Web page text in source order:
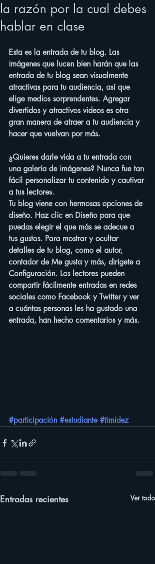
la razón por la cual debes
hablar en clase
Esta es la entrada de tu blog. Las
imágenes que lucen bien harán que las
entrada de tu blog sean visualmente
atractivas para tu audiencia, así que
elige medios sorprendentes. Agregar
divertidos y atractivos videos es otra
gran manera de atraer a tu audiencia y
hacer que vuelvan por más.
¿Quieres darle vida a tu entrada con
una galería de imágenes? Nunca fue tan
fácil personalizar tu contenido y cautivar
a tus lectores.
Tu blog viene con hermosas opciones de
diseño. Haz clic en Diseño para que
puedas elegir el que más se adecue a
tus gustos. Para mostrar y ocultar
detalles de tu blog, como el autor,
contador de Me gusta y más, dirígete a
Configuración. Los lectores pueden
compartir fácilmente entradas en redes
sociales como Facebook y Twitter y ver
a cuántas personas les ha gustado una
entrada, han hecho comentarios y más.
#participación #estudiante #timidez
Entradas recientes Ver todo